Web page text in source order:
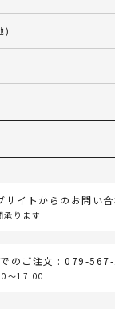
)
サイトからのお問い
承ります
でのご注文 : 079-
〜17:00